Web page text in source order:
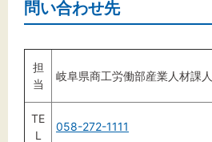
問い合わせ先
担
当
岐阜県商工労働部産業人材課
TE
L
058-272-1111